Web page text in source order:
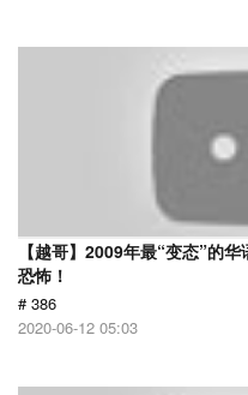
【越哥】2009年最“变态”的
恐怖！
# 386
2020-06-12 05:03